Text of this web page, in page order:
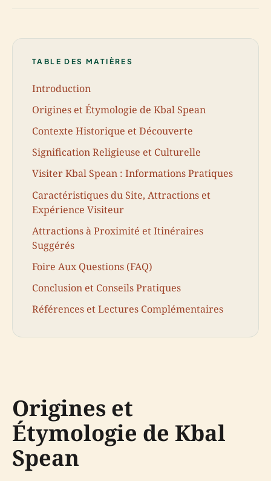
TABLE DES MATIÈRES
Introduction
Origines et Étymologie de Kbal Spean
Contexte Historique et Découverte
Signification Religieuse et Culturelle
Visiter Kbal Spean : Informations Pratiques
Caractéristiques du Site, Attractions et
Expérience Visiteur
Attractions à Proximité et Itinéraires
Suggérés
Foire Aux Questions (FAQ)
Conclusion et Conseils Pratiques
Références et Lectures Complémentaires
Origines et
Étymologie de Kbal
Spean